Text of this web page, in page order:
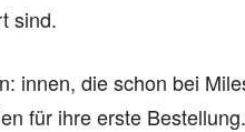
sind.
innen, die schon bei
für ihre erste